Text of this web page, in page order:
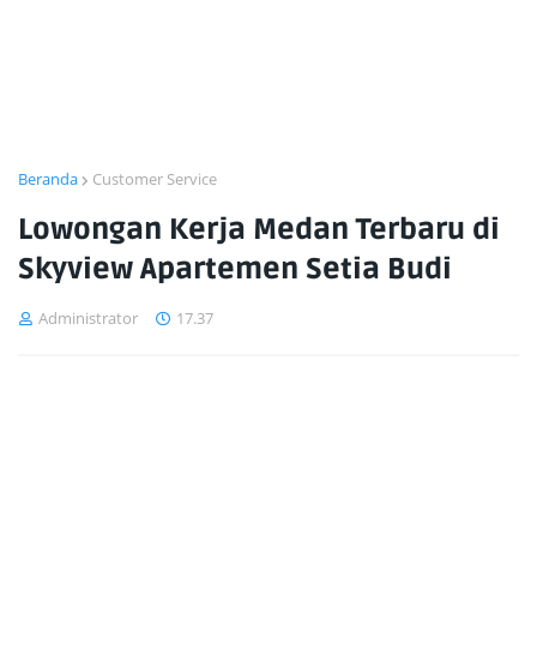
Beranda Customer Service
Lowongan Kerja Medan Terbaru di
Skyview Apartemen Setia Budi
Administrator 17.37